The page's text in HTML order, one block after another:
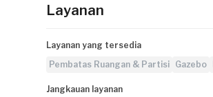
Layanan
Layanan yang tersedia
Pembatas Ruangan & Partisi Gazebo
Jangkauan layanan